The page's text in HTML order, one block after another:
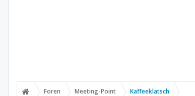
Foren Meeting-Point Kaffeeklatsch